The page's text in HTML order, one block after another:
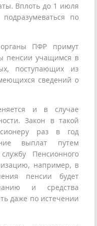
Вплоть до 1 июля
по
ПФР примут
пенсии учащимся в
поступающих из
сведений о
и в случае
Закон в такой
раз в год
выплат путем
Пенсионного
например, в
пенсии будет
и средства
даже по истечении